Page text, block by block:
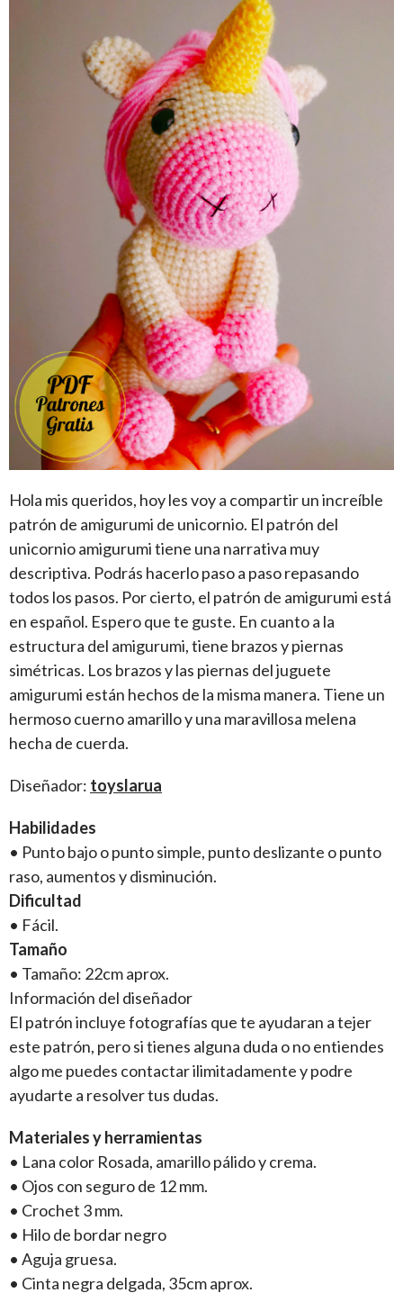
Hola mis queridos, hoy les voy a compartir un increíble
patrón de amigurumi de unicornio. El patrón del
unicornio amigurumi tiene una narrativa muy
descriptiva. Podrás hacerlo paso a paso repasando
todos los pasos. Por cierto, el patrón de amigurumi está
en español. Espero que te guste. En cuanto a la
estructura del amigurumi, tiene brazos y piernas
simétricas. Los brazos y las piernas del juguete
amigurumi están hechos de la misma manera. Tiene un
hermoso cuerno amarillo y una maravillosa melena
hecha de cuerda.
Diseñador: toyslarua
Habilidades
• Punto bajo o punto simple, punto deslizante o punto
raso, aumentos y disminución.
Dificultad
• Fácil.
Tamaño
• Tamaño: 22cm aprox.
Información del diseñador
El patrón incluye fotografías que te ayudaran a tejer
este patrón, pero si tienes alguna duda o no entiendes
algo me puedes contactar ilimitadamente y podre
ayudarte a resolver tus dudas.
Materiales y herramientas
• Lana color Rosada, amarillo pálido y crema.
• Ojos con seguro de 12 mm.
• Crochet 3 mm.
• Hilo de bordar negro
• Aguja gruesa.
• Cinta negra delgada, 35cm aprox.